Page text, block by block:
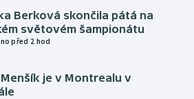
Berková skončila pátá na
světovém šampionátu
před 2 hod
Menšík je v Montrealu v